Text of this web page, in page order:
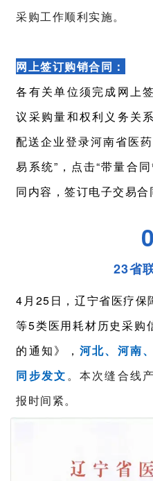
采购工作顺利实施。
网上签订购销合同：
各有关单位须完成网上
议采购量和权利义务关
配送企业登录河南省医
易系统”，点击“带量合
同内容，签订电子交易合
23省
4月25日，辽宁省医疗保
等5类医用耗材历史采购
的通知》， 河北、河南
同步发文。本次缝合线
报时间紧。